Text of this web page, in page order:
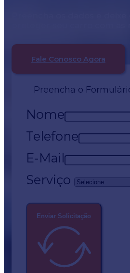
Preencha os dados e
proteger seu carro com
Fale Conosco Agora
Preencha o
Nome
Telefone
E-Mail
Serviço
Enviar Solicitação